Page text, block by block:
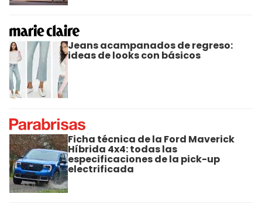
Jeans acampanados de regreso:
ideas de looks con básicos
Ficha técnica de la Ford Maverick
Híbrida 4x4: todas las
especificaciones de la pick-up
electrificada